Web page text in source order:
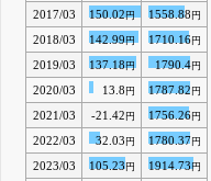
2017/03 150.02円 1558.88 円
2018/03 142.99円 1710.16円
2019/03 137.18円 1790.4円
2020/03 13.8 円 1787.82 円
2021/03 -21.42 円 1756.26円
2022/03 32.03 円 1780.37円
2023/03 105.23円 1914.73円